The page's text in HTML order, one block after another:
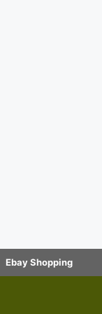
Ebay Shopping